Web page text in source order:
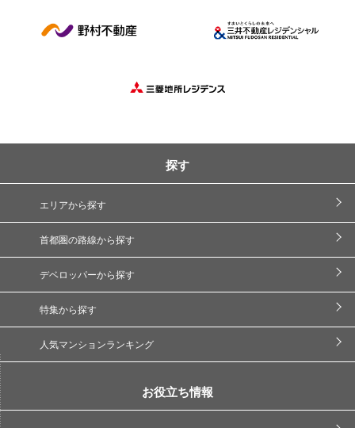
探す
エリアから探す
首都圏の路線から探す
デベロッパーから探す
特集から探す
人気マンションランキング
お役立ち情報